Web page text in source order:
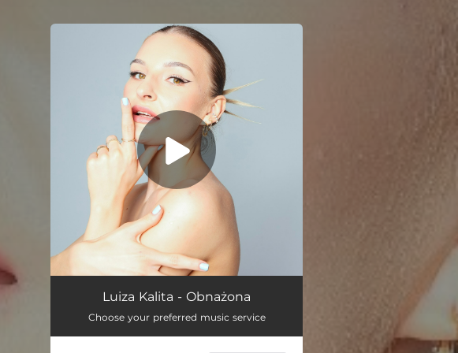
You're all set!
ObnażonaLuiza Kalita - Obnażona
Choose your preferred music service